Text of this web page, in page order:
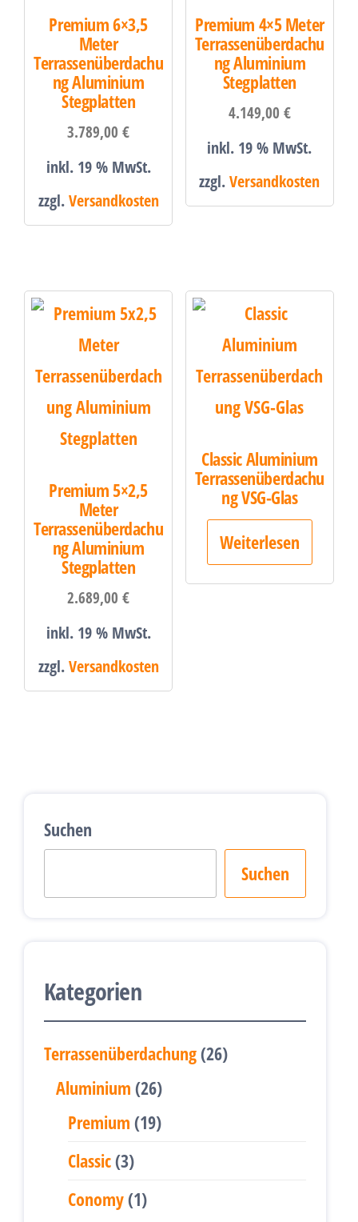
Premium 6×3,5
Meter
Terrassenüberdachu
ng Aluminium
Stegplatten
3.789,00€
inkl. 19 % MwSt.
zzgl.Versandkosten
Premium 4×5 Meter
Terrassenüberdachu
ng Aluminium
Stegplatten
4.149,00 €
inkl. 19 % MwSt.
zzgl.Versandkosten
Premium 5×2,5
Meter
Terrassenüberdachu
ng Aluminium
Stegplatten
2.689,00€
inkl. 19 % MwSt.
zzgl.Versandkosten
Classic Aluminium
Terrassenüberdachu
ng VSG-Glas
Weiterlesen
Suchen
Suchen
Kategorien
Terrassenüberdachung 2626
Aluminium 2626
Produkte
Premium 1919
Classic 33
Produkte
Conomy 11